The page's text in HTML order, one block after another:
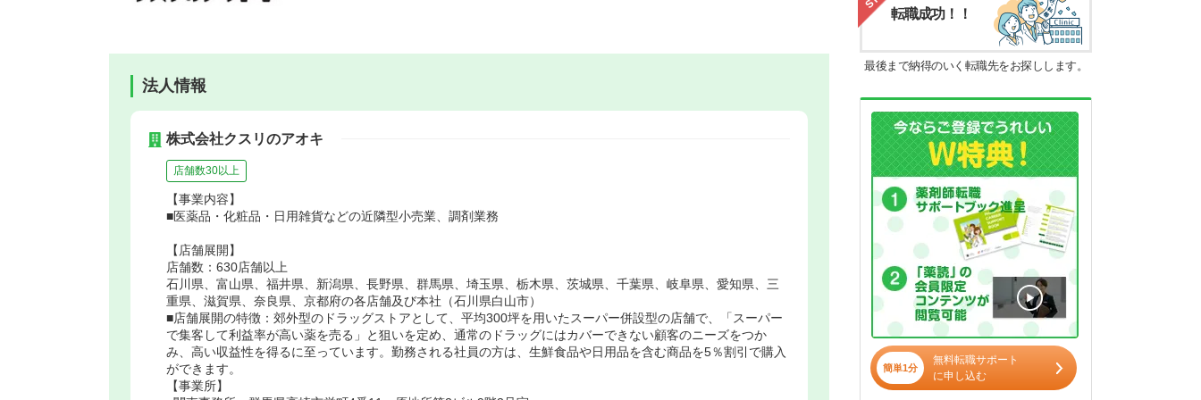
法人情報
株式会社クスリのアオキ
店舗数30以上
【事業内容】
■医薬品・化粧品・日用雑貨などの近隣型小売業、調剤業務
【店舗展開】
店舗数：630店舗以上
石川県、富山県、福井県、新潟県、長野県、群馬県、埼玉県、栃木県、茨城県、千葉県、岐阜県、愛知県、三
重県、滋賀県、奈良県、京都府の各店舗及び本社（石川県白山市）
■店舗展開の特徴：郊外型のドラッグストアとして、平均300坪を用いたスーパー併設型の店舗で、「スーパー
で集客して利益率が高い薬を売る」と狙いを定め、通常のドラッグにはカバーできない顧客のニーズをつか
み、高い収益性を得るに至っています。勤務される社員の方は、生鮮食品や日用品を含む商品を5％割引で購入
ができます。
【事業所】
転職成功！！
最後まで納得のいく転職先をお探しします。
簡単1分
無料転職サポート
に申し込む